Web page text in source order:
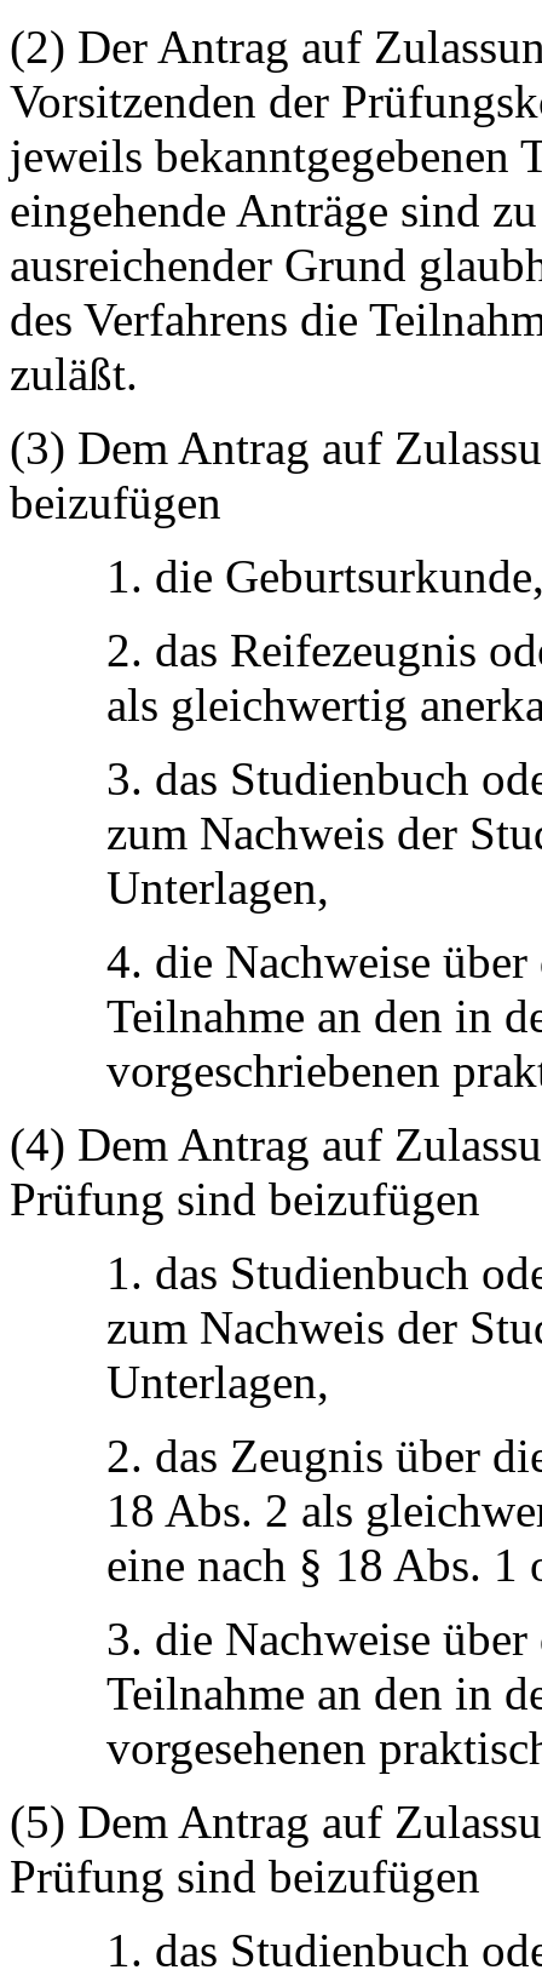
(2) Der Antrag auf
Vorsitzenden der
jeweils bekanntgegebenen
eingehende Anträge sind
ausreichender Grund
des Verfahrens die
zuläßt.
(3) Dem Antrag auf
beizufügen
1. die
2. das Reifezeugnis
als gleichwertig
3. das Studienbuch
zum Nachweis der
Unterlagen,
4. die Nachweise
Teilnahme an den in
vorgeschriebenen
(4) Dem Antrag auf
Prüfung sind beizufügen
1. das Studienbuch
zum Nachweis der
Unterlagen,
2. das Zeugnis über
18 Abs. 2 als
eine nach § 18 Abs. 1
3. die Nachweise
Teilnahme an den in
vorgesehenen
(5) Dem Antrag auf
Prüfung sind beizufügen
1. das Studienbuch